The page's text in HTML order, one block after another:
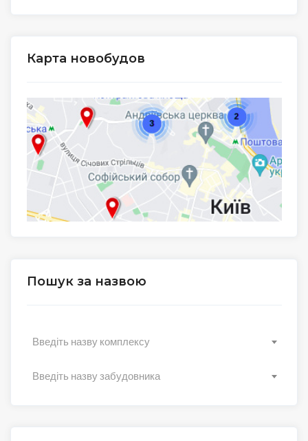
Карта новобудов
Пошук за назвою
Введіть назву комплексу
Введіть назву забудовника